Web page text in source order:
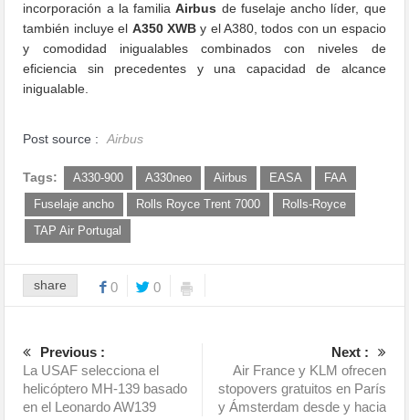
incorporación a la familiaAirbus de fuselaje ancho líder, que
también incluye el A350 XWBy el A380, todos con un espacio
y comodidad inigualables combinados con niveles de
eficiencia sin precedentes y una capacidad de alcance
inigualable.
Post source : Airbus
Tags: A330-900 A330neo Airbus EASA
FAA
Fuselaje ancho
Rolls Royce Trent 7000
Rolls-Royce
TAP Air Portugal
share 0 0
Previous :
La USAF selecciona el
helicóptero MH-139 basado
en el Leonardo AW139
Next :
Air France y KLM ofrecen
stopovers gratuitos en París
y Ámsterdam desde y hacia